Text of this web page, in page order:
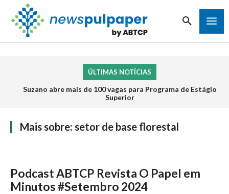
ÚLTIMAS NOTÍCIAS
Suzano abre mais de 100 vagas para Programa de Estágio
Superior
Mais sobre: setor de base florestal
Podcast ABTCP Revista O Papel em
Minutos #Setembro 2024